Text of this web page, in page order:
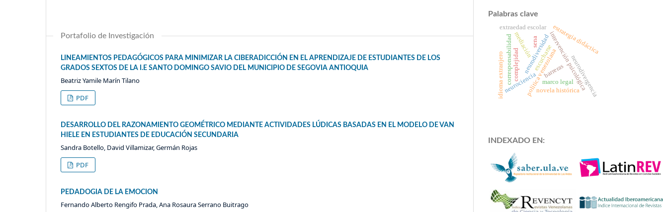
Portafolio de Investigación
LINEAMIENTOS PEDAGÓGICOS PARA MINIMIZAR LA CIBERADICCIÓN EN EL APRENDIZAJE DE ESTUDIANTES DE LOS
GRADOS SEXTOS DE LA I.E SANTO DOMINGO SAVIO DEL MUNICIPIO DE SEGOVIA ANTIOQUIA
Beatriz Yamile Marín Tilano
PDF
DESARROLLO DEL RAZONAMIENTO GEOMÉTRICO MEDIANTE ACTIVIDADES LÚDICAS BASADAS EN EL MODELO DE VAN
HIELE EN ESTUDIANTES DE EDUCACIÓN SECUNDARIA
Sandra Botello, David Villamizar, Germán Rojas
PDF
PEDADOGIA DE LA EMOCION
Fernando Alberto Rengifo Prada, Ana Rosaura Serrano Buitrago
Palabras clave
intervención psicológica
política venezolana neurodivergencia
neurodiversidad
neurociencia
mediación estrategia didáctica
novela histórica
complejidad
sena
marco legal
extraedad escolar
barreras
escucharse
idioma extranjerocorresponsabilidad
INDEXADO EN: